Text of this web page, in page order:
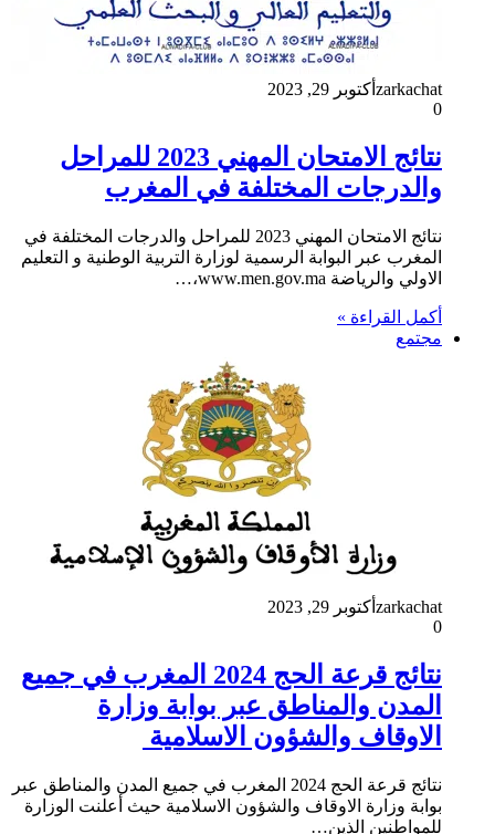
zarkachat أكتوبر 29, 2023
0
نتائج الامتحان المهني 2023 للمراحل
والدرجات المختلفة في المغرب
نتائج الامتحان المهني 2023 للمراحل والدرجات المختلفة في
المغرب عبر البوابة الرسمية لوزارة التربية الوطنية و التعليم
الاولي والرياضة www.men.gov.ma،…
أكمل القراءة »
مجتمع
zarkachat أكتوبر 29, 2023
0
نتائج قرعة الحج 2024 المغرب في جميع
المدن والمناطق عبر بوابة وزارة
الاوقاف والشؤون الاسلامية
نتائج قرعة الحج 2024 المغرب في جميع المدن والمناطق عبر
بوابة وزارة الاوقاف والشؤون الاسلامية حيث أعلنت الوزارة
للمواطنين الذين…